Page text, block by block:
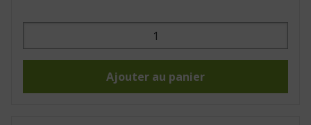
quantité
Rampe
Ergo
Ajouter au panier